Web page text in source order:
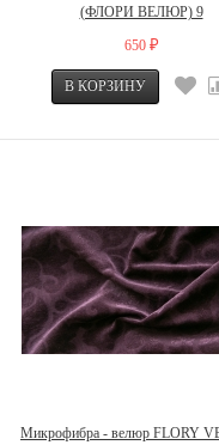
(ФЛОРИ ВЕЛЮР) 9
650 ₽
Микрофибра - велюр FLORY